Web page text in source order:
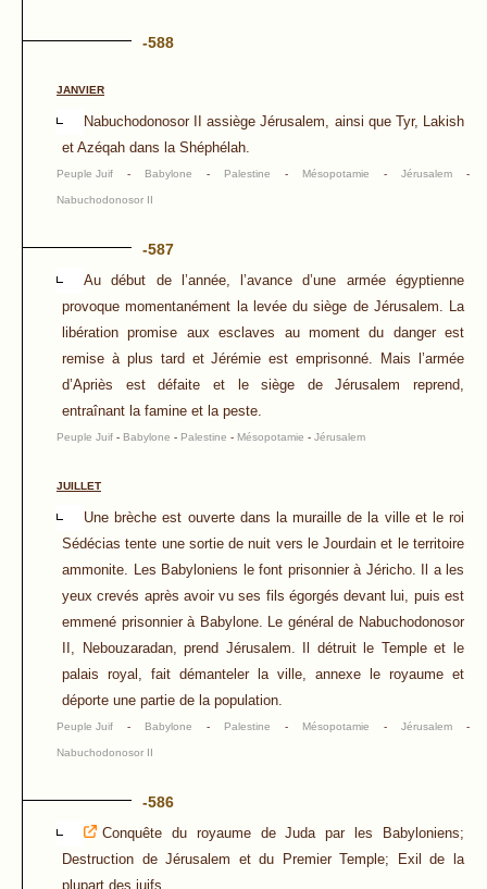
-588
JANVIER
Nabuchodonosor II assiège Jérusalem, ainsi que Tyr, Lakish
et Azéqah dans la Shéphélah.
Peuple Juif - Babylone - Palestine - Mésopotamie - Jérusalem -
Nabuchodonosor II
-587
Au début de l’année, l’avance d’une armée égyptienne
provoque momentanément la levée du siège de Jérusalem. La
libération promise aux esclaves au moment du danger est
remise à plus tard et Jérémie est emprisonné. Mais l’armée
d’Apriès est défaite et le siège de Jérusalem reprend,
entraînant la famine et la peste.
Peuple Juif - Babylone - Palestine - Mésopotamie - Jérusalem
JUILLET
Une brèche est ouverte dans la muraille de la ville et le roi
Sédécias tente une sortie de nuit vers le Jourdain et le territoire
ammonite. Les Babyloniens le font prisonnier à Jéricho. Il a les
yeux crevés après avoir vu ses fils égorgés devant lui, puis est
emmené prisonnier à Babylone. Le général de Nabuchodonosor
II, Nebouzaradan, prend Jérusalem. Il détruit le Temple et le
palais royal, fait démanteler la ville, annexe le royaume et
déporte une partie de la population.
Peuple Juif - Babylone - Palestine - Mésopotamie - Jérusalem -
Nabuchodonosor II
-586
Conquête du royaume de Juda par les Babyloniens;
Destruction de Jérusalem et du Premier Temple; Exil de la
plupart des juifs.